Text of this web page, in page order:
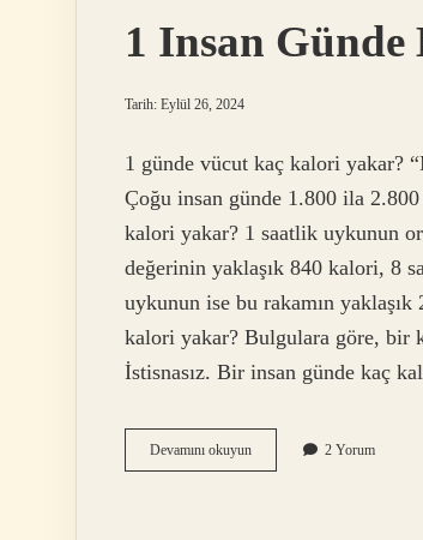
1 Insan
Tarih: Eylül 26, 2024
1 günde vücut kaç kalori yakar?
Çoğu insan günde 1.800 ila
kalori yakar? 1 saatlik uykunun
değerinin yaklaşık 840 kalori, 8
uykunun ise bu rakamın
kalori yakar? Bulgulara göre, bir
İstisnasız. Bir insan günde kaç
Devamını okuyun1
Insan
2 Yorum